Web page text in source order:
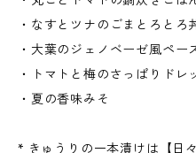
・なすとツナのごまとろとろ
・大葉のジェノベーゼ風ペー
・トマトと梅のさっぱりドレ
・夏の香味みそ
* きゅうりの一本漬けは【日